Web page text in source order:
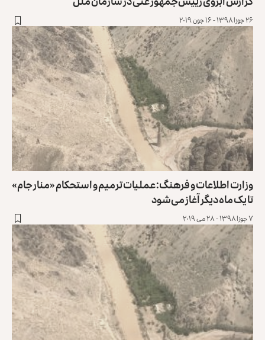
۲۶ جوزا ۱۳۹۸ - ۱۶ جون ۲۰۱۹
وزارت اطلاعات و فرهنگ: عملیات ترمیم و استحکام «منار جام»
تا یک ماه دیگر آغاز می‌شود
۷ جوزا ۱۳۹۸ - ۲۸ می ۲۰۱۹